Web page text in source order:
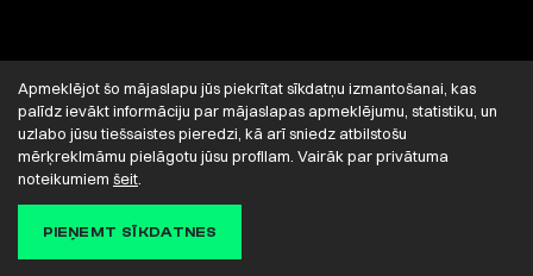
Apmeklējot šo mājaslapu jūs piekrītat sīkdatņu izmantošanai, kas
palīdz ievākt informāciju par mājaslapas apmeklējumu, statistiku, un
uzlabo jūsu tiešsaistes pieredzi, kā arī sniedz atbilstošu
mērķreklmāmu pielāgotu jūsu profilam. Vairāk par privātuma
noteikumiem šeit
PIEŅEMT SĪKDATNES